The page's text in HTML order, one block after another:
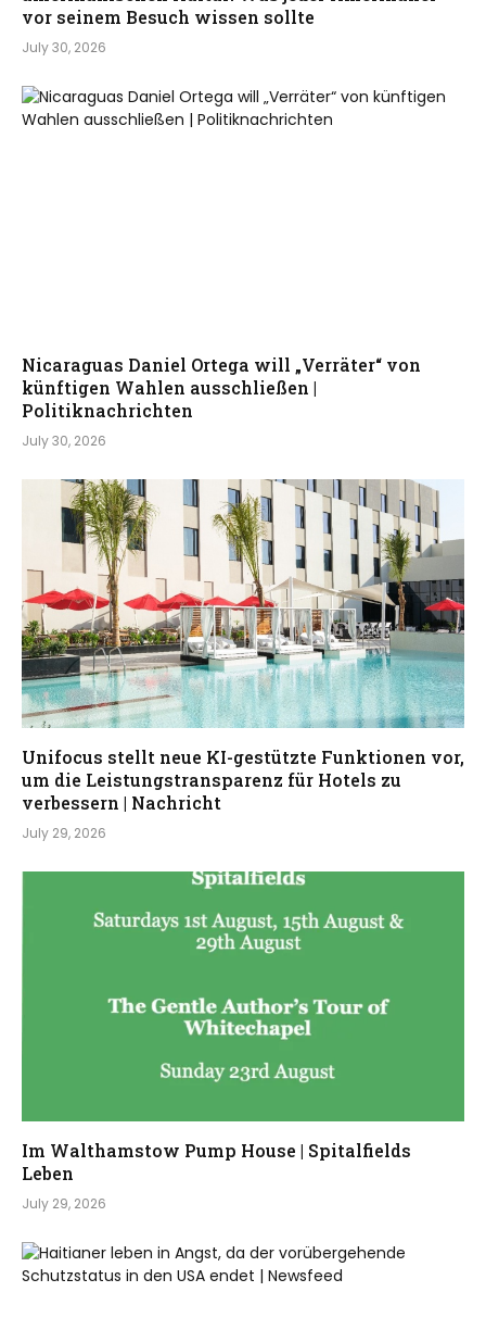
vor seinem Besuch wissen sollte
July 30, 2026
Nicaraguas Daniel Ortega will „Verräter“ von
künftigen Wahlen ausschließen |
Politiknachrichten
July 30, 2026
Unifocus stellt neue KI-gestützte Funktionen vor,
um die Leistungstransparenz für Hotels zu
verbessern | Nachricht
July 29, 2026
Im Walthamstow Pump House | Spitalfields
Leben
July 29, 2026